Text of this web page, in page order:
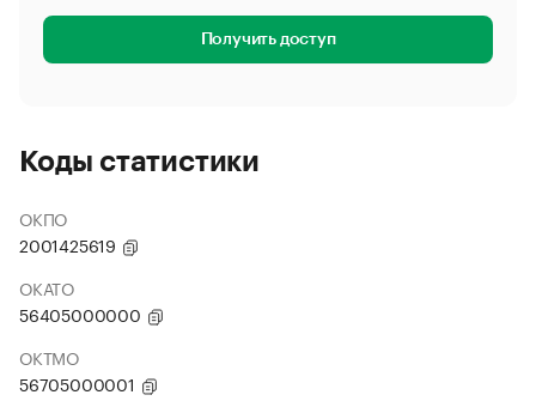
Получить доступ
Коды статистики
ОКПО
2001425619
ОКАТО
56405000000
ОКТМО
56705000001